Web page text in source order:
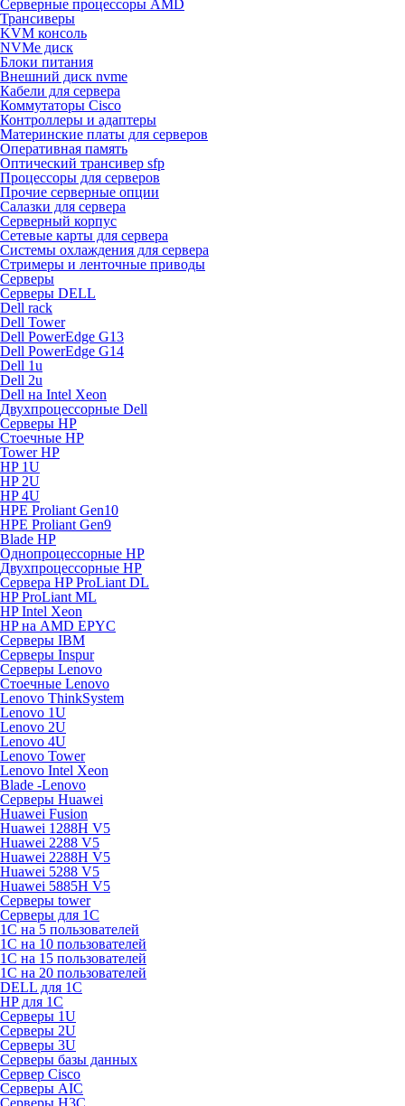
Серверные процессоры AMD
Трансиверы
KVM консоль
NVMe диск
Блоки питания
Внешний диск nvme
Кабели для сервера
Коммутаторы Cisco
Контроллеры и адаптеры
Материнские платы для серверов
Оперативная память
Оптический трансивер sfp
Процессоры для серверов
Прочие серверные опции
Салазки для сервера
Серверный корпус
Сетевые карты для сервера
Системы охлаждения для сервера
Стримеры и ленточные приводы
Серверы
Серверы DELL
Dell rack
Dell Tower
Dell PowerEdge G13
Dell PowerEdge G14
Dell 1u
Dell 2u
Dell на Intel Xeon
Двухпроцессорные Dell
Серверы HP
Стоечные HP
Tower HP
HP 1U
HP 2U
HP 4U
HPE Proliant Gen10
HPE Proliant Gen9
Blade HP
Однопроцессорные HP
Двухпроцессорные HP
Сервера HP ProLiant DL
HP ProLiant ML
HP Intel Xeon
HP на AMD EPYC
Серверы IBM
Серверы Inspur
Серверы Lenovo
Стоечные Lenovo
Lenovo ThinkSystem
Lenovo 1U
Lenovo 2U
Lenovo 4U
Lenovo Tower
Lenovo Intel Xeon
Blade -Lenovo
Серверы Huawei
Huawei Fusion
Huawei 1288H V5
Huawei 2288 V5
Huawei 2288H V5
Huawei 5288 V5
Huawei 5885H V5
Серверы tower
Серверы для 1C
1С на 5 пользователей
1С на 10 пользователей
1С на 15 пользователей
1С на 20 пользователей
DELL для 1С
HP для 1С
Серверы 1U
Серверы 2U
Серверы 3U
Серверы базы данных
Сервер Cisco
Серверы AIC
Серверы H3C